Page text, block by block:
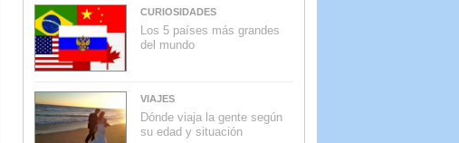
CURIOSIDADES
Los 5 países más grandes
del mundo
VIAJES
Dónde viaja la gente según
su edad y situación